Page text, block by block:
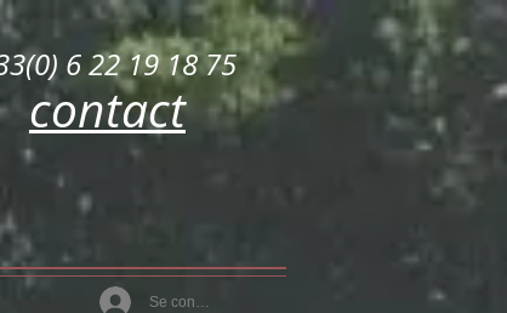
6 22 19 18 75
contact
Se connecter